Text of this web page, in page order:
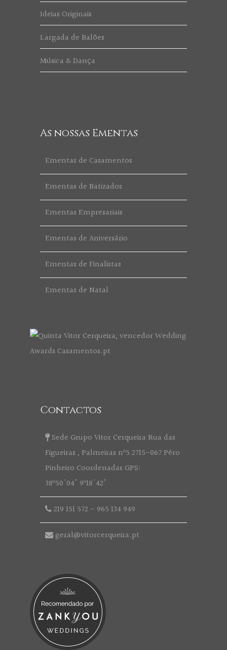
Ideias Originais
Largada de Balões
Música & Dança
As nossas Ementas
Ementas de Casamentos
Ementas de Batizados
Ementas Empresariais
Ementas de Aniversário
Ementas de Finalistas
Ementas de Natal
Contactos
Sede Grupo Vitor Cerqueira Rua das
Figueiras , Palmeiras nº5 2715-067 Pêro
Pinheiro Coordenadas GPS:
38º50'04" 9º18'42"
219 151 572 - 965 134 949
geral@vitorcerqueira.pt